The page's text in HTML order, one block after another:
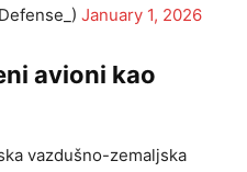
January 1, 2026
avioni kao
vazdušno-zemaljska